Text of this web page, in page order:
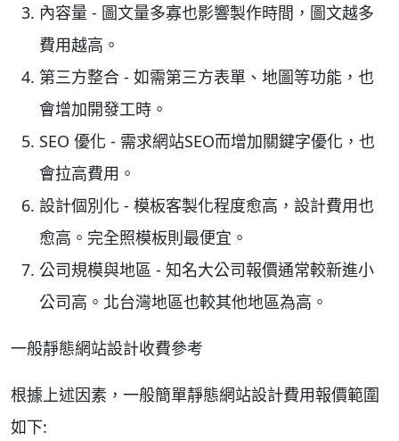
內容量 - 圖文量多寡也影響製作時間，圖文越多
費用越高。
第三方整合 - 如需第三方表單、地圖等功能，也
會增加開發工時。
SEO 優化 - 需求網站SEO而增加關鍵字優化，也
會拉高費用。
設計個別化 - 模板客製化程度愈高，設計費用也
愈高。完全照模板則最便宜。
公司規模與地區 - 知名大公司報價通常較新進小
公司高。北台灣地區也較其他地區為高。
一般靜態網站設計收費參考
根據上述因素，一般簡單靜態網站設計費用報價範圍
如下: